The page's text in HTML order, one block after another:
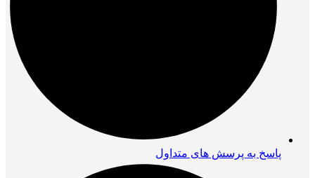
پاسخ به پرسش های متداول